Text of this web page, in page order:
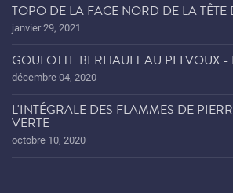
TOPO DE LA FACE NORD DE LA TÊTE
janvier 29, 2021
GOULOTTE BERHAULT AU PELVOUX -
décembre 04, 2020
L'INTÉGRALE DES FLAMMES DE
VERTE
octobre 10, 2020